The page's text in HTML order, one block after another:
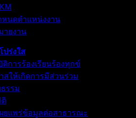
หนดตำแหน่งงาน
ายงาน
ปร่งใส
การร้องเรียนร้องทุกข์
สให้เกิดการมีส่วนร่วม
รรม
ติ
ยแพร่ข้อมูลต่อสาธารณะ